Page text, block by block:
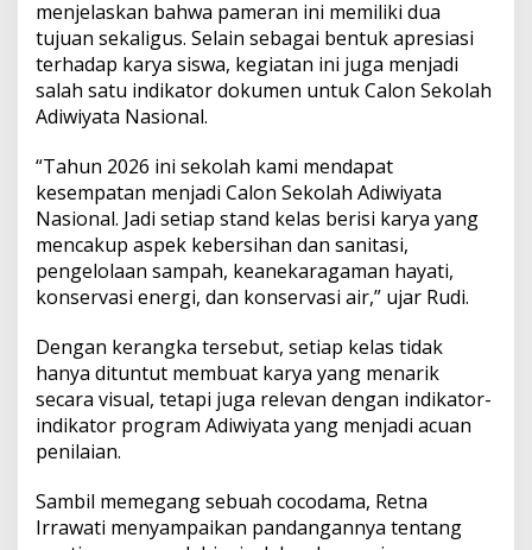
menjelaskan bahwa pameran ini memiliki dua
tujuan sekaligus. Selain sebagai bentuk apresiasi
terhadap karya siswa, kegiatan ini juga menjadi
salah satu indikator dokumen untuk Calon Sekolah
Adiwiyata Nasional.
“Tahun 2026 ini sekolah kami mendapat
kesempatan menjadi Calon Sekolah Adiwiyata
Nasional. Jadi setiap stand kelas berisi karya yang
mencakup aspek kebersihan dan sanitasi,
pengelolaan sampah, keanekaragaman hayati,
konservasi energi, dan konservasi air,” ujar Rudi.
Dengan kerangka tersebut, setiap kelas tidak
hanya dituntut membuat karya yang menarik
secara visual, tetapi juga relevan dengan indikator-
indikator program Adiwiyata yang menjadi acuan
penilaian.
Sambil memegang sebuah cocodama, Retna
Irrawati menyampaikan pandangannya tentang